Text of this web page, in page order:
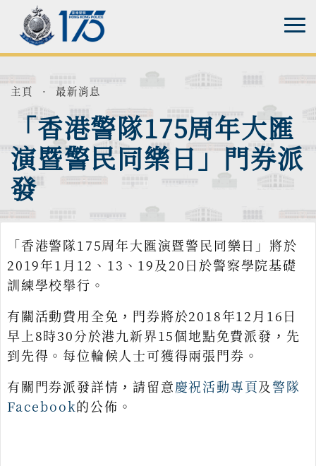
主頁 · 最新消息
「香港警隊175周年大匯
演暨警民同樂日」門券派
發
「香港警隊175周年大匯演暨警民同樂日」將於
2019年1月12、13、19及20日於警察學院基礎
訓練學校舉行。
有關活動費用全免，門券將於2018年12月16日
早上8時30分於港九新界15個地點免費派發，先
到先得。每位輪候人士可獲得兩張門券。
有關門券派發詳情，請留意慶祝活動專頁及警隊
Facebook的公佈。